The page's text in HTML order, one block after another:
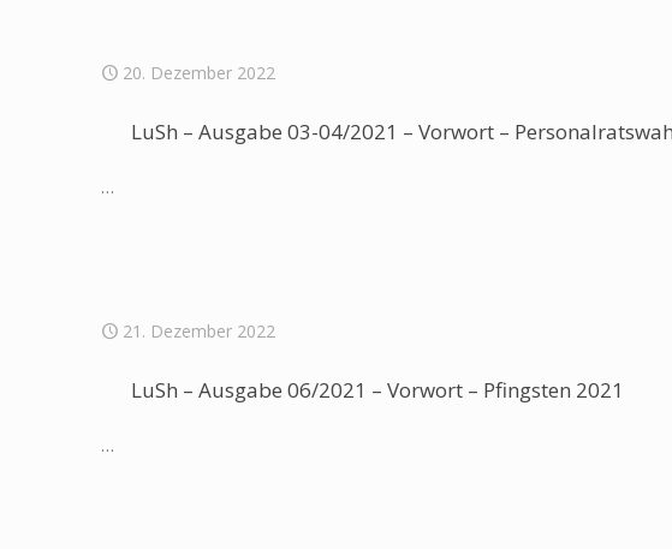
20. Dezember 2022
LuSh – Ausgabe 03-04/2021 – Vorwort –
…
21. Dezember 2022
LuSh – Ausgabe 06/2021 – Vorwort – Pfingsten 2021
…